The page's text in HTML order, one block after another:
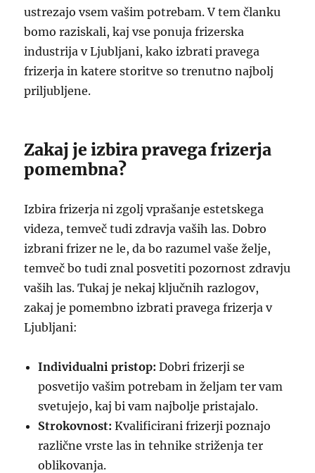
ustrezajo vsem vašim potrebam. V tem članku
bomo raziskali, kaj vse ponuja frizerska
industrija v Ljubljani, kako izbrati pravega
frizerja in katere storitve so trenutno najbolj
priljubljene.
Zakaj je izbira pravega frizerja
pomembna?
Izbira frizerja ni zgolj vprašanje estetskega
videza, temveč tudi zdravja vaših las. Dobro
izbrani frizer ne le, da bo razumel vaše želje,
temveč bo tudi znal posvetiti pozornost zdravju
vaših las. Tukaj je nekaj ključnih razlogov,
zakaj je pomembno izbrati pravega frizerja v
Ljubljani:
Individualni pristop: Dobri frizerji se
posvetijo vašim potrebam in željam ter vam
svetujejo, kaj bi vam najbolje pristajalo.
Strokovnost: Kvalificirani frizerji poznajo
različne vrste las in tehnike striženja ter
oblikovanja.